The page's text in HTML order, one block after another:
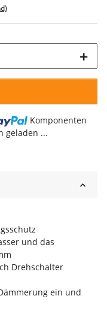
Komponenten
geladen ...
und das
Drehschalter
ein und